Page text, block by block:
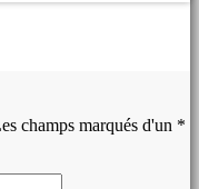
champs marqués d'un *